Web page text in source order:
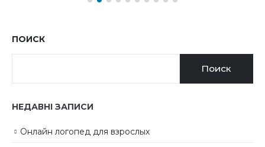
ПОИСК
Поиск
НЕДАВНІ ЗАПИСИ
Онлайн логопед для взрослых